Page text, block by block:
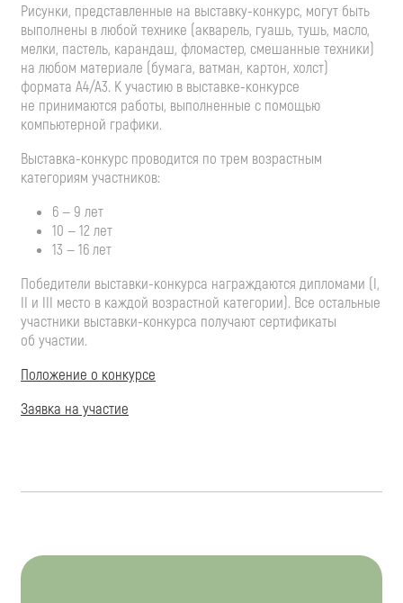
Рисунки, представленные на выставку-конкурс, могут быть
выполнены в любой технике (акварель, гуашь, тушь, масло,
мелки, пастель, карандаш, фломастер, смешанные техники)
на любом материале (бумага, ватман, картон, холст)
формата А4/А3. К участию в выставке-конкурсе
не принимаются работы, выполненные с помощью
компьютерной графики.
Выставка-конкурс проводится по трем возрастным
категориям участников:
6 — 9 лет
10 — 12 лет
13 — 16 лет
Победители выставки-конкурса награждаются дипломами (I,
II и III место в каждой возрастной категории). Все остальные
участники выставки-конкурса получают сертификаты
об участии.
Положение о конкурсе
Заявка на участие